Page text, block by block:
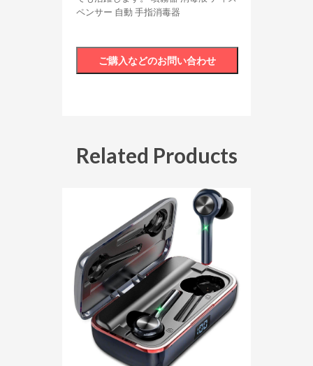
ペンサー 自動 手指消毒器
Related Products